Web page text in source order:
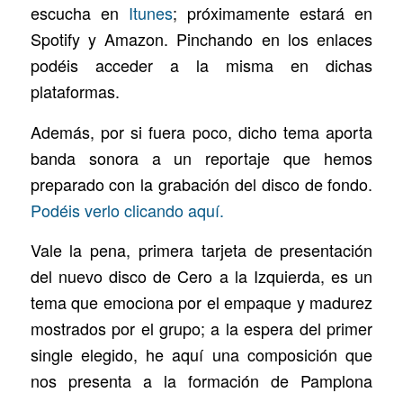
escucha en Itunes; próximamente estará en
Spotify y Amazon. Pinchando en los enlaces
podéis acceder a la misma en dichas
plataformas.
Además, por si fuera poco, dicho tema aporta
banda sonora a un reportaje que hemos
preparado con la grabación del disco de fondo.
Podéis verlo clicando aquí.
Vale la pena, primera tarjeta de presentación
del nuevo disco de Cero a la Izquierda, es un
tema que emociona por el empaque y madurez
mostrados por el grupo; a la espera del primer
single elegido, he aquí una composición que
nos presenta a la formación de Pamplona